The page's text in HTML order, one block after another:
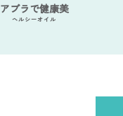
アブラで健康美
ヘルシーオイル